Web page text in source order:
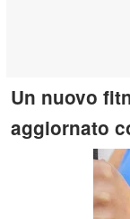
Un nuovo
aggiornato